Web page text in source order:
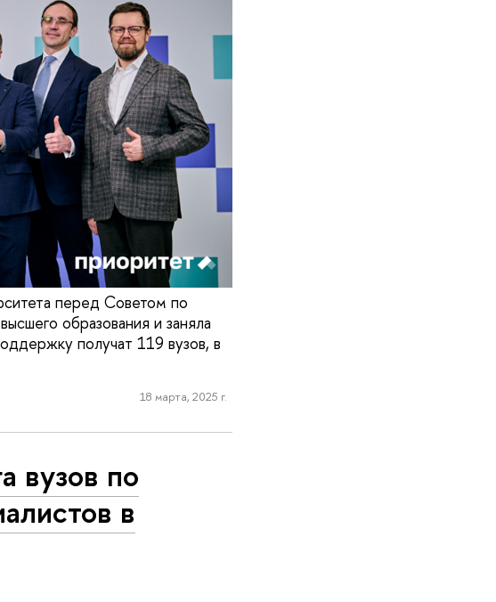
перед Советом по
образования и заняла
получат 119 вузов, в
18 марта, 2025 г.
вузов по
в